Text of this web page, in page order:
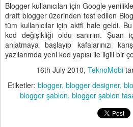
Blogger kullanıcıları için Google
draft blogger üzerinden test edilen
tüm kullanıcılar için aktfi hale geldi.
kod değişikliği oldu sanırım. Şuan
anlatmaya başlayıp kafalarınızı
yazılarımda yeni kod yapısı ile ilgili bir
16th July 2010, TeknoMobi
Etiketler: blogger blogger designer
blogger şablon blogger şablon